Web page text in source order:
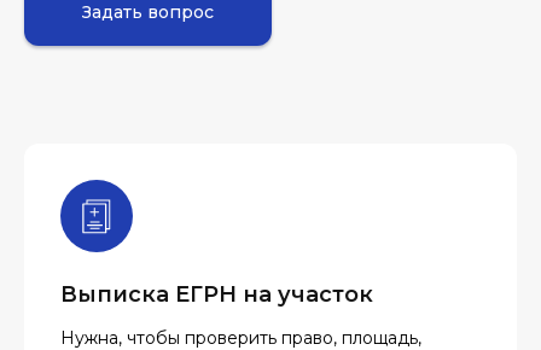
Задать вопрос
Выписка ЕГРН на участок
Нужна, чтобы проверить право, площадь,